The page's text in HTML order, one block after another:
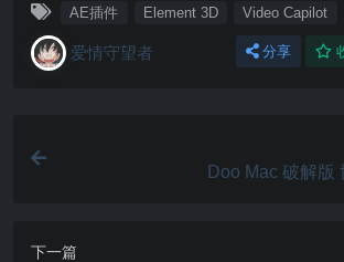
AE插件 Element 3D Video Capilot
爱情守望者 分享
Doo Mac 破解版
下一篇